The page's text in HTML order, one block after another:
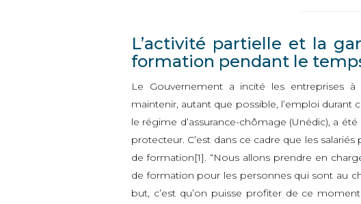
L’activité partielle et la
formation pendant le
Le Gouvernement a incité les entreprises
maintenir, autant que possible, l’emploi durant
le régime d’assurance-chômage (Unédic), a
protecteur. C’est dans ce cadre que les
de formation[1]. “Nous allons prendre en
de formation pour les personnes qui sont au
but, c’est qu’on puisse profiter de ce